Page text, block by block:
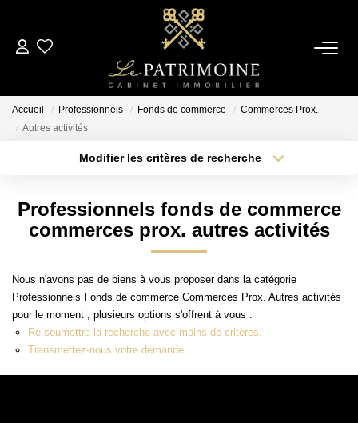
ACCUEIL
Ventes
Locations
ESTIMATION
ALERTE MAIL
Accueil Professionnels Fonds de commerce
Commerces Prox.
Autres activités
Modifier les critères de recherche
Type de bien
Surface min
Créer une alerte
Professionnels fonds de commerce
commerces prox. autres activités
Nous n'avons pas de biens à vous proposer dans la catégorie
Professionnels Fonds de commerce Commerces Prox. Autres activités
pour le moment , plusieurs options s'offrent à vous :
Re-soumettre la recherche avec moins de critères.
Transmettez-nous votre demande